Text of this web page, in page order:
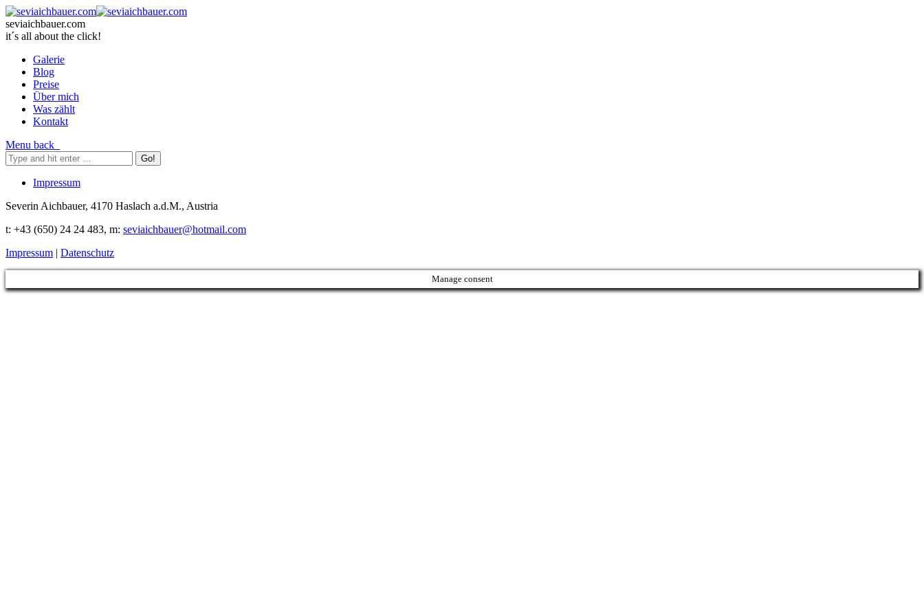
seviaichbauer.com
it´s all about the click!
Galerie
Blog
Preise
Über mich
Was zählt
Kontakt
Menu back
Impressum
Severin Aichbauer, 4170 Haslach a.d.M., Austria
t: +43 (650) 24 24 483, m: seviaichbauer@hotmail.com
Impressum | Datenschutz
Manage consent